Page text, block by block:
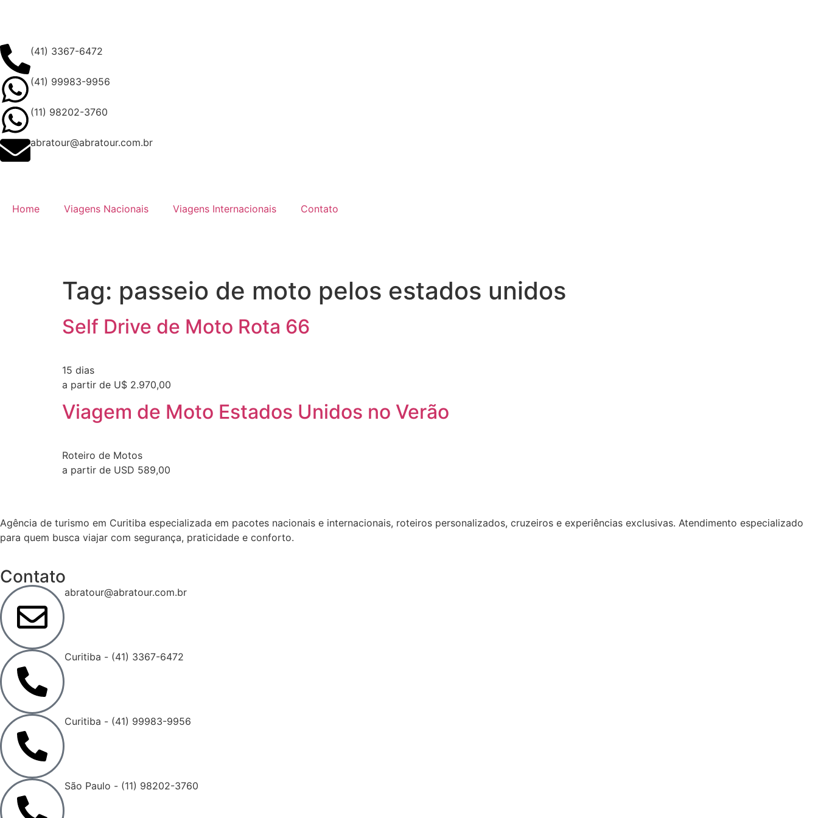
(41) 3367-6472
(41) 99983-9956
(11) 98202-3760
abratour@abratour.com.br
Home Viagens Nacionais Viagens Internacionais Contato
Tag: passeio de moto pelos estados unidos
Self Drive de Moto Rota 66
15 dias
a partir de U$ 2.970,00
Viagem de Moto Estados Unidos no Verão
Roteiro de Motos
a partir de USD 589,00
Agência de turismo em Curitiba especializada em pacotes nacionais e internacionais, roteiros personalizados, cruzeiros e experiências exclusivas. Atendimento especializado
para quem busca viajar com segurança, praticidade e conforto.
Contato
abratour@abratour.com.br
Curitiba - (41) 3367-6472
Curitiba - (41) 99983-9956
São Paulo - (11) 98202-3760